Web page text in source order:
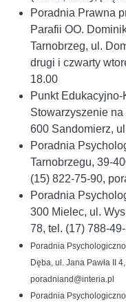
Poradnia Prawna
Parafii OO.
Tarnobrzeg, ul.
drugi i czwarty
18.00
Punkt
Stowarzyszenie
600 Sandomierz,
Poradnia
Tarnobrzegu, 39-
(15) 822-75-90,
Poradnia
300 Mielec, ul.
78, tel. (17) 788-
Poradnia
Dęba, ul. Jana Pawła II
poradniand@interia.pl
Poradnia